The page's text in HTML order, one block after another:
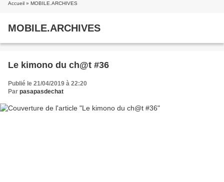
Accueil » MOBILE.ARCHIVES
MOBILE.ARCHIVES
Le kimono du ch@t #36
Publié le 21/04/2019 à 22:20
Par pasapasdechat